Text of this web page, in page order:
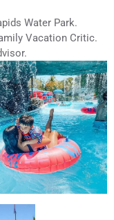
Water Park.
Vacation Critic.